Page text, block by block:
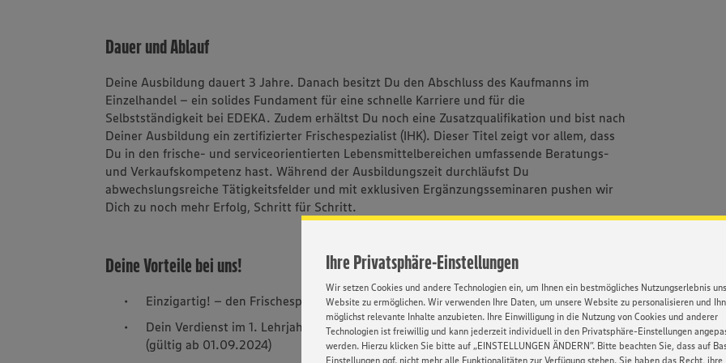
Ihre Privatsphäre-Einstellungen
Wir setzen Cookies und andere Technologien ein, um Ihnen ein bestmögliches Nutzungserlebnis
Website zu ermöglichen. Wir verwenden Ihre Daten, um unsere Website zu personalisieren und
möglichst relevante Inhalte anzubieten. Ihre Einwilligung in die Nutzung von Cookies und anderer
Technologien ist freiwillig und kann jederzeit individuell in den Privatsphäre-Einstellungen
werden. Hierzu klicken Sie bitte auf „EINSTELLUNGEN ÄNDERN”. Bitte beachten Sie, dass auf
Einstellungen ggf. nicht mehr alle Funktionalitäten zur Verfügung stehen. Sie haben das Recht, ihre
Dauer und Ablauf
Deine Ausbildung dauert 3 Jahre. Danach besitzt Du den Abschluss des Kaufmanns im
Einzelhandel – ein solides Fundament für eine schnelle Karriere und für die
Selbstständigkeit bei EDEKA. Zudem erhältst Du noch eine Zusatzqualifikation und bist nach
Deiner Ausbildung ein zertifizierter Frischespezialist (IHK). Dieser Titel zeigt vor allem, dass
Du in den frische- und serviceorientierten Lebensmittelbereichen umfassende Beratungs-
und Verkaufskompetenz hast. Während der Ausbildungszeit durchläufst Du
abwechslungsreiche Tätigkeitsfelder und mit exklusiven Ergänzungsseminaren pushen wir
Dich zu noch mehr Erfolg, Schritt für Schritt.
Deine Vorteile bei uns!
Einzigartig! – den Frischespezialisten (IHK) gibt es nur bei uns
Dein Verdienst im 1. Lehrjahr: 1350,- im 2. Lehrjahr 1660,- und im 3. Lehrjahr 1930,-
(gültig ab 01.09.2024)